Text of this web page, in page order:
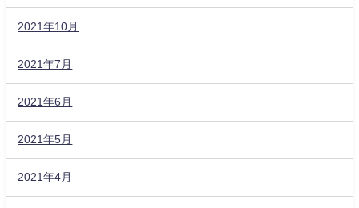
2021年10月
2021年7月
2021年6月
2021年5月
2021年4月